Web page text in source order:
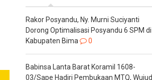
Rakor Posyandu, Ny. Murni Suciyanti
Dorong Optimalisasi Posyandu 6 SPM di
Kabupaten Bima
0
Babinsa Lanta Barat Koramil 1608-
03/Sape Hadiri Pembukaan MTQ, Wujud